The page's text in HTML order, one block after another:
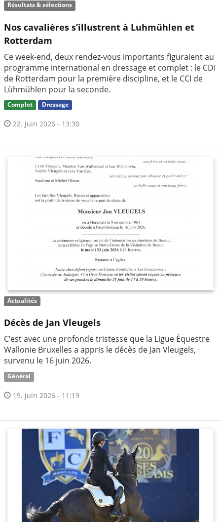
Résultats & sélections
Nos cavalières s’illustrent à Luhmühlen et
Rotterdam
Ce week-end, deux rendez-vous importants figuraient au
programme international en dressage et complet : le CDI
de Rotterdam pour la première discipline, et le CCI de
Lühmühlen pour la seconde.
Complet Dressage
22. juin 2026 - 13:30
Actualités
Décès de Jan Vleugels
C’est avec une profonde tristesse que la Ligue Équestre
Wallonie Bruxelles a appris le décès de Jan Vleugels,
survenu le 16 juin 2026.
Général
19. juin 2026 - 11:19